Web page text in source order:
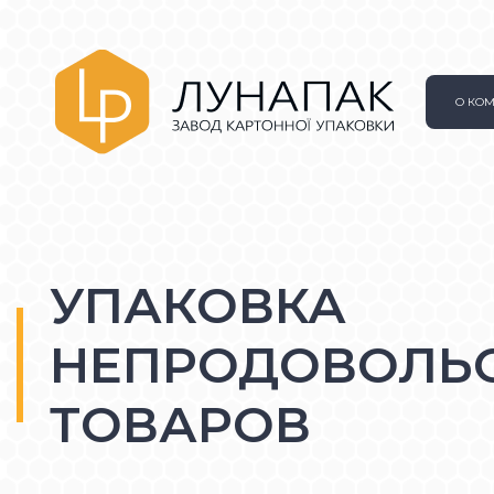
О
УПАКОВКА
ТОВАРОВ